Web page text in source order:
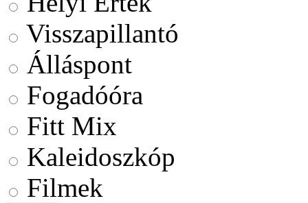
Visszapillantó
Álláspont
Fogadóóra
Fitt Mix
Kaleidoszkóp
Filmek